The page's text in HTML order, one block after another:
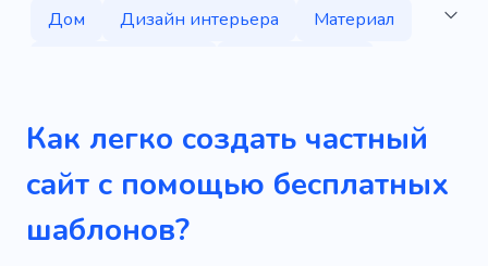
Дом Дизайн интерьера
Материал
Домашний
Здание
Ремонт
Стильный
Строители
Внешний вид
Услуги
Опыт
Как легко создать частный
сайт с помощью бесплатных
шаблонов?